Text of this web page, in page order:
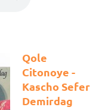
Qole
Citonoye -
Kascho Sefer
Demirdag